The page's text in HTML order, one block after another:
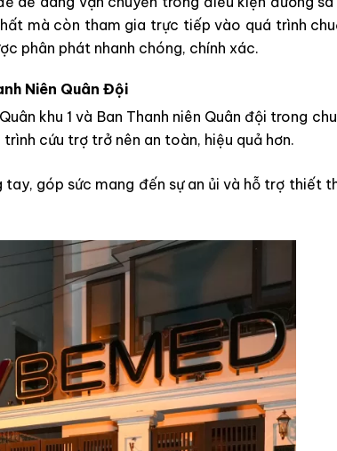
mà còn tham gia trực tiếp vào quá trình
phân phát nhanh chóng, chính xác.
Niên Quân Đội
khu 1 và Ban Thanh niên Quân đội trong
cứu trợ trở nên an toàn, hiệu quả hơn.
góp sức mang đến sự an ủi và hỗ trợ thiết